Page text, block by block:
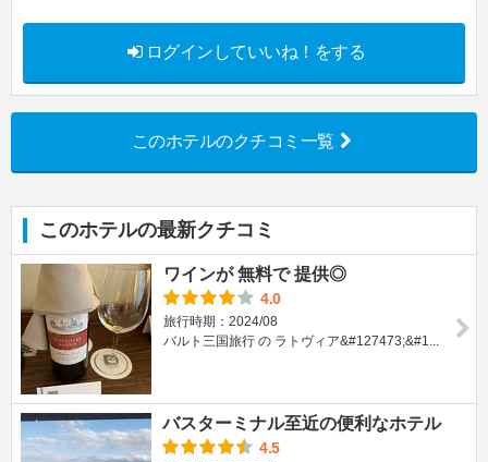
ログインしていいね！をする
このホテルのクチコミ一覧
このホテルの最新クチコミ
ワインが 無料で 提供◎
4.0
旅行時期：2024/08
バルト三国旅行 の ラトヴィア&#127473;&#1...
バスターミナル至近の便利なホテル
4.5